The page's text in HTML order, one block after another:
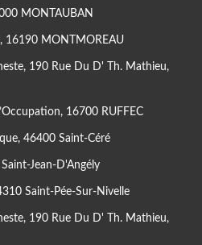
MONTAUBAN
16190 MONTMOREAU
190 Rue Du D' Th. Mathieu,
16700 RUFFEC
46400 Saint-Céré
Jean-D'Angély
Saint-Pée-Sur-Nivelle
190 Rue Du D' Th. Mathieu,